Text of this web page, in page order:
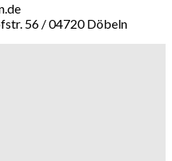
56 / 04720 Döbeln